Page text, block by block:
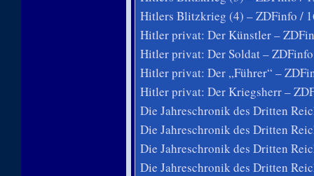
Hitlers Blitzkrieg (4) – ZDFinfo /
Hitler privat: Der Künstler –
Hitler privat: Der Soldat –
Hitler privat: Der „Führer“ –
Hitler privat: Der Kriegsherr –
Die Jahreschronik des Dritten
Die Jahreschronik des Dritten
Die Jahreschronik des Dritten
Die Jahreschronik des Dritten